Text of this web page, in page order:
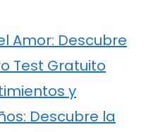
Amor: Descubre
Test Gratuito
y
Descubre la